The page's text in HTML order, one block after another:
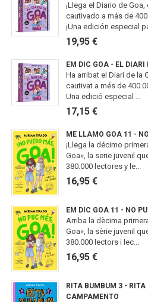
¡Llega el Diario de
cautivado a más de
¡Una edición especial
19,95 €
EM DIC GOA - EL DIARI
Ha arribat el Diari de la
cautivat a més de
Una edició especial ...
17,15 €
ME LLAMO GOA 11 -
¡Llega la décimo
Goa», la serie juvenil
380.000 lectores y le...
16,95 €
EM DIC GOA 11 - NO
Arriba la dècima
Goa», la sèrie juvenil
380.000 lectors i lec...
16,95 €
RITA BUMBUM 3 - RITA
CAMPAMENTO